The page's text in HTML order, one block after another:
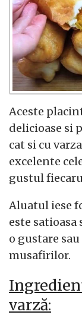
Aceste
delicioase si
cat si cu
excelente
gustul
Aluatul iese
este
o gustare
musafirilor.
varză: